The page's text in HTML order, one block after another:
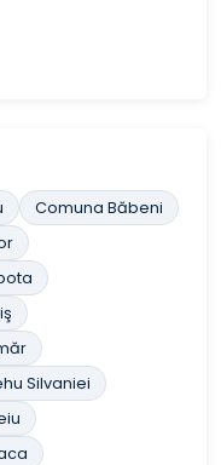
Comuna Băbeni
Silvaniei